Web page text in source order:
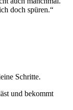
doch spüren.“
Schritte.
und bekommt